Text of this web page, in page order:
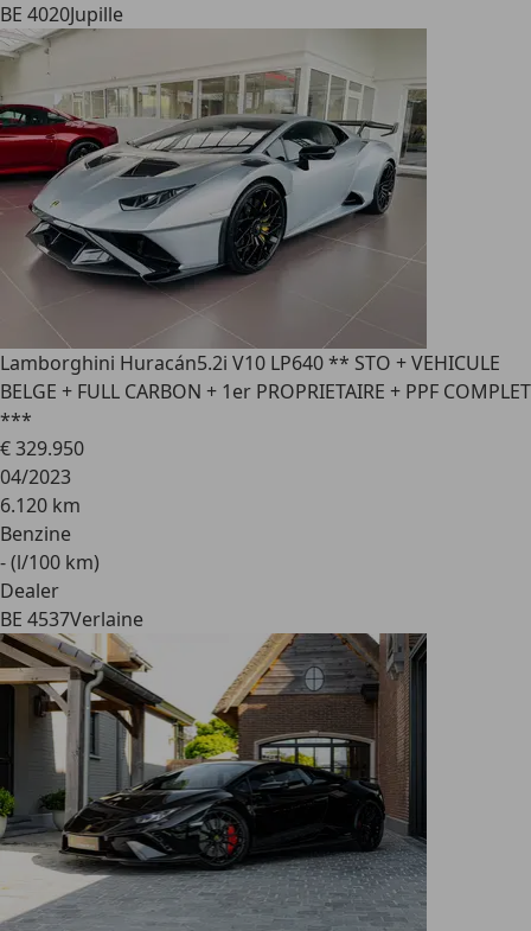
BE 4020Jupille
Lamborghini Huracán5.2i V10 LP640 ** STO + VEHICULE
BELGE + FULL CARBON + 1er PROPRIETAIRE + PPF COMPLET
***
€ 329.950
04/2023
6.120 km
Benzine
- (l/100 km)
Dealer
BE 4537Verlaine